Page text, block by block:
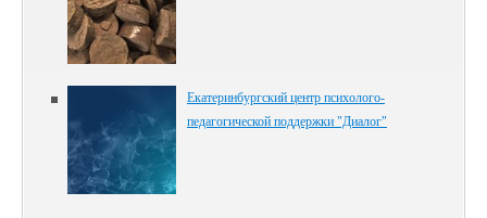
Екатеринбургский центр психолого-
педагогической поддержки "Диалог"